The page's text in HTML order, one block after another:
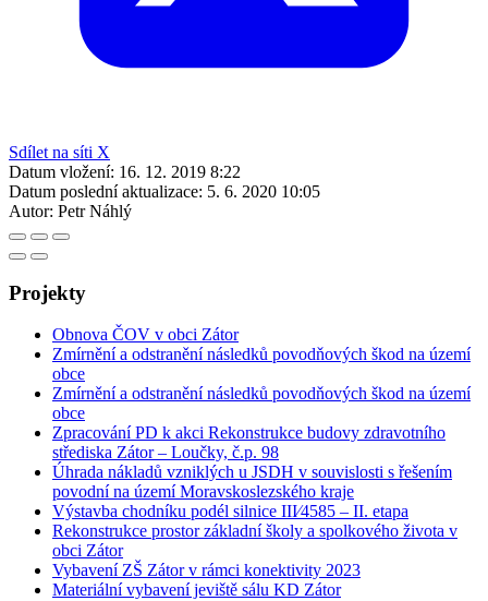
Sdílet na síti X
Datum vložení: 16. 12. 2019 8:22
Datum poslední aktualizace: 5. 6. 2020 10:05
Autor: Petr Náhlý
Projekty
Obnova ČOV v obci Zátor
Zmírnění a odstranění následků povodňových škod na území
obce
Zmírnění a odstranění následků povodňových škod na území
obce
Zpracování PD k akci Rekonstrukce budovy zdravotního
střediska Zátor – Loučky, č.p. 98
Úhrada nákladů vzniklých u JSDH v souvislosti s řešením
povodní na území Moravskoslezského kraje
Výstavba chodníku podél silnice III⁄4585 – II. etapa
Rekonstrukce prostor základní školy a spolkového života v
obci Zátor
Vybavení ZŠ Zátor v rámci konektivity 2023
Materiální vybavení jeviště sálu KD Zátor